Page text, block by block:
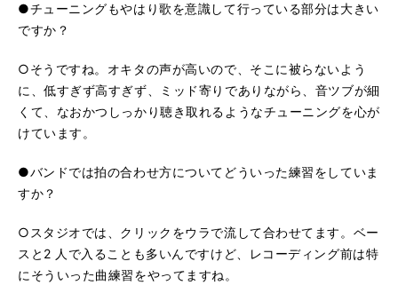
●チューニングもやはり歌を意識して行っている部分は大きい
ですか？
○そうですね。オキタの声が高いので、そこに被らないよう
に、低すぎず高すぎず、ミッド寄りでありながら、音ツブが細
くて、なおかつしっかり聴き取れるようなチューニングを心が
けています。
●バンドでは拍の合わせ方についてどういった練習をしていま
すか？
○スタジオでは、クリックをウラで流して合わせてます。ベー
スと2 人で入ることも多いんですけど、レコーディング前は特
にそういった曲練習をやってますね。